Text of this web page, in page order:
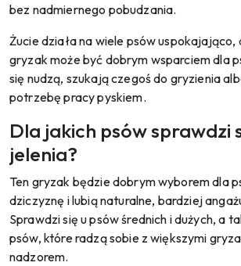
bez nadmiernego pobudzania.
Żucie działa na wiele psów
gryzak może być dobrym wsparciem dla
się nudzą, szukają czegoś do gryzienia
potrzebę pracy pyskiem.
Dla jakich psów sprawdzi
jelenia?
Ten gryzak będzie dobrym wyborem dla
dziczyznę i lubią naturalne, bardziej
Sprawdzi się u psów średnich i dużych, a
psów, które radzą sobie z większymi
nadzorem.